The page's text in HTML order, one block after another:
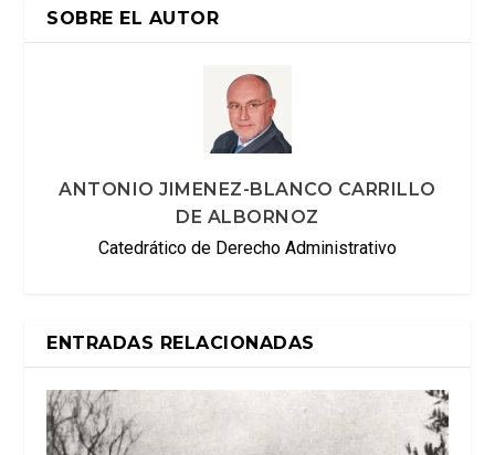
SOBRE EL AUTOR
ANTONIO JIMENEZ-BLANCO CARRILLO
DE ALBORNOZ
Catedrático de Derecho Administrativo
ENTRADAS RELACIONADAS